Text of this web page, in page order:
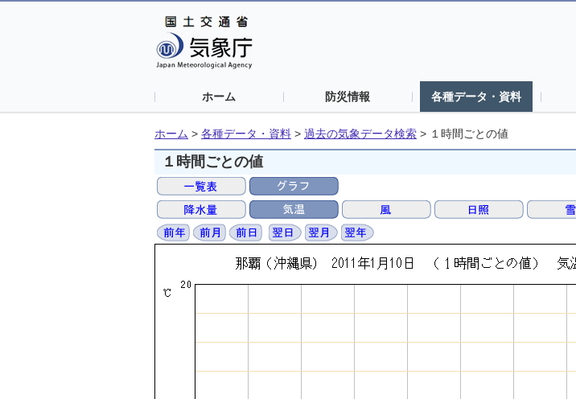
ホーム 防災情報 各種データ・資料
ホーム > 各種データ・資料 > 過去の気象データ検索 > １時間ごとの値
１時間ごとの値